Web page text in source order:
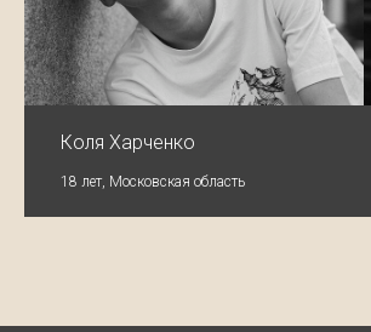
Коля Харченко
18 лет, Московская область